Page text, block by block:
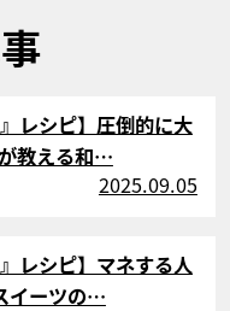
レシピ】圧倒的に大
教える和…
2025.09.05
レシピ】マネする人
イーツの…